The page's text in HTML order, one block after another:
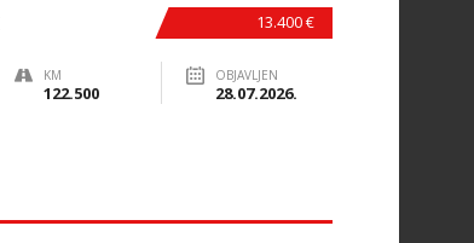
13.400 €
KM
122.500
OBJAVLJEN
28.07.2026.